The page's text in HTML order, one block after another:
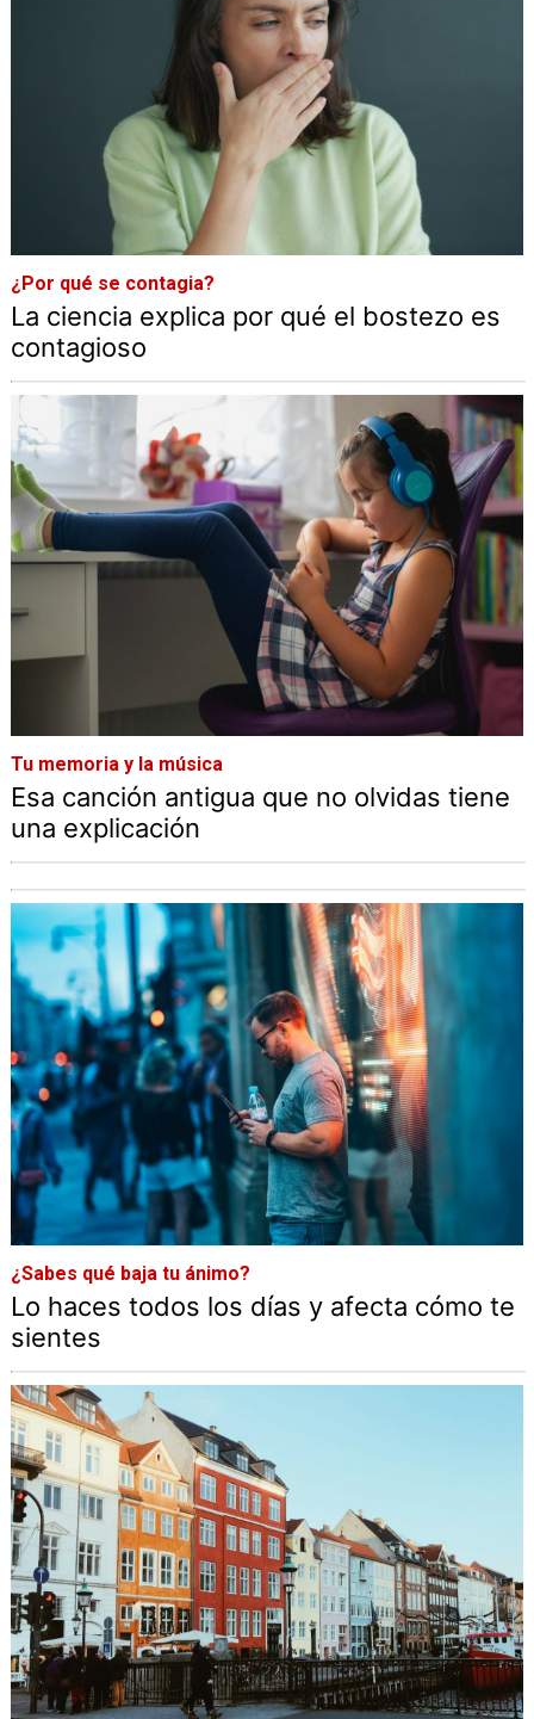
¿Por qué se contagia?
La ciencia explica por qué el bostezo es
contagioso
Tu memoria y la música
Esa canción antigua que no olvidas tiene
una explicación
¿Sabes qué baja tu ánimo?
Lo haces todos los días y afecta cómo te
sientes